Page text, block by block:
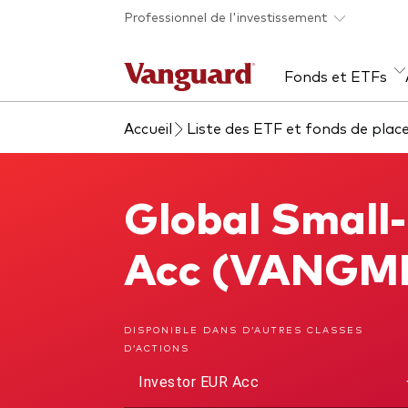
Skip to main content
Professionnel de l'investissement
Fonds et ETFs
Tous les produits
Liste des analyses
À propos de Vanguard
Accueil Liste des ETF et fonds de
Global
Acc
DISPONIBLE DANS D’AUTRES CLASSES
D’ACTIONS
Investor EUR Acc